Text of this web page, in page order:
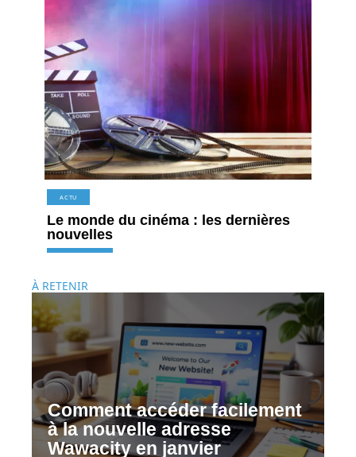
ACTU
Le monde du cinéma : les dernières
nouvelles
À RETENIR
Comment accéder facilement
à la nouvelle adresse
Wawacity en janvier